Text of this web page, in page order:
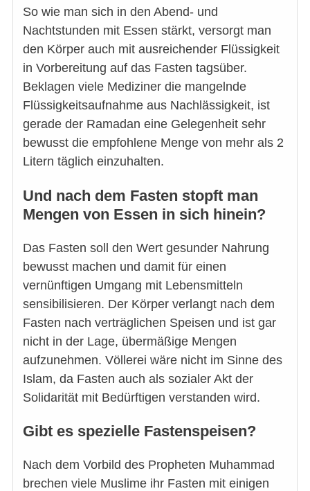
So wie man sich in den Abend- und
Nachtstunden mit Essen stärkt, versorgt man
den Körper auch mit ausreichender Flüssigkeit
in Vorbereitung auf das Fasten tagsüber.
Beklagen viele Mediziner die mangelnde
Flüssigkeitsaufnahme aus Nachlässigkeit, ist
gerade der Ramadan eine Gelegenheit sehr
bewusst die empfohlene Menge von mehr als 2
Litern täglich einzuhalten.
Und nach dem Fasten stopft man
Mengen von Essen in sich hinein?
Das Fasten soll den Wert gesunder Nahrung
bewusst machen und damit für einen
vernünftigen Umgang mit Lebensmitteln
sensibilisieren. Der Körper verlangt nach dem
Fasten nach verträglichen Speisen und ist gar
nicht in der Lage, übermäßige Mengen
aufzunehmen. Völlerei wäre nicht im Sinne des
Islam, da Fasten auch als sozialer Akt der
Solidarität mit Bedürftigen verstanden wird.
Gibt es spezielle Fastenspeisen?
Nach dem Vorbild des Propheten Muhammad
brechen viele Muslime ihr Fasten mit einigen